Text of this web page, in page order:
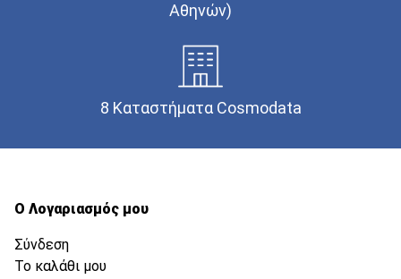
Αθηνών)
8 Καταστήματα Cosmodata
Ο Λογαριασμός μου
Σύνδεση
Το καλάθι μου